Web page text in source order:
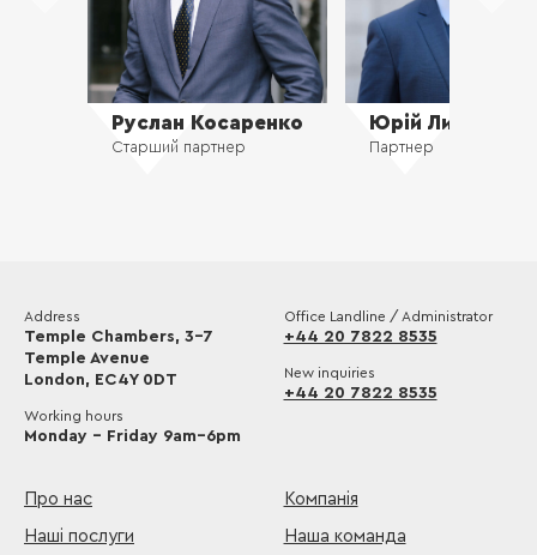
Руслан Косаренко
Старший партнер
Юрій Лисенко
Партнер
Address
Temple Chambers, 3-7
Temple Avenue
London, EC4Y 0DT
Working hours
Monday – Friday 9am–6pm
Office Landline / Administrator
+44 20 7822 8535
New inquiries
+44 20 7822 8535
Про нас
Наші послуги
Компанія
Наша команда